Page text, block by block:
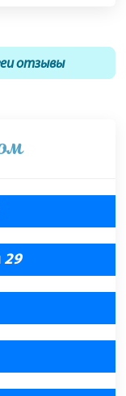
отзывы
29